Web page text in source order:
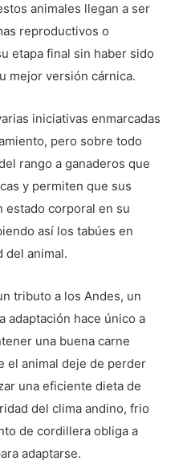
animales llegan a ser
reproductivos o
etapa final sin haber sido
mejor versión cárnica.
iniciativas enmarcadas
pero sobre todo
rango a ganaderos que
y permiten que sus
estado corporal en su
así los tabúes en
del animal.
tributo a los Andes, un
adaptación hace único a
una buena carne
el animal deje de perder
una eficiente dieta de
del clima andino, frio
de cordillera obliga a
adaptarse.